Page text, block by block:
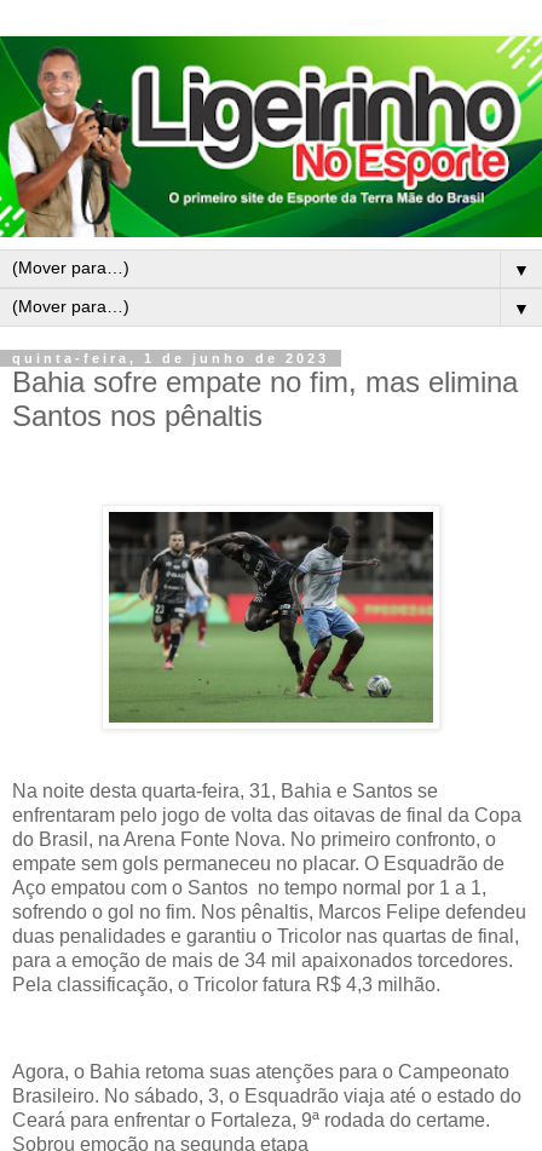
▼
▼
quinta-feira, 1 de junho de 2023
Bahia sofre empate no fim, mas elimina
Santos nos pênaltis
Na noite desta quarta-feira, 31, Bahia e Santos se
enfrentaram pelo jogo de volta das oitavas de final da Copa
do Brasil, na Arena Fonte Nova. No primeiro confronto, o
empate sem gols permaneceu no placar. O Esquadrão de
Aço empatou com o Santos no tempo normal por 1 a 1,
sofrendo o gol no fim. Nos pênaltis, Marcos Felipe defendeu
duas penalidades e garantiu o Tricolor nas quartas de final,
para a emoção de mais de 34 mil apaixonados torcedores.
Pela classificação, o Tricolor fatura R$ 4,3 milhão.
Agora, o Bahia retoma suas atenções para o Campeonato
Brasileiro. No sábado, 3, o Esquadrão viaja até o estado do
Ceará para enfrentar o Fortaleza, 9ª rodada do certame.
Sobrou emoção na segunda etapa